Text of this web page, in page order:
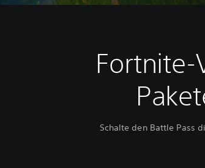
Fortnite-
Schalte den Battle Pass